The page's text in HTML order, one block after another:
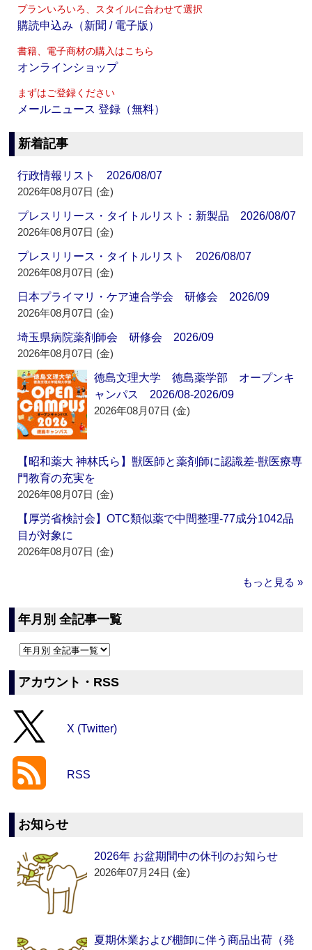
プランいろいろ、スタイルに合わせて選択
購読申込み（新聞 / 電子版）
書籍、電子商材の購入はこちら
オンラインショップ
まずはご登録ください
メールニュース 登録（無料）
新着記事
行政情報リスト 2026/08/07
2026年08月07日 (金)
プレスリリース・タイトルリスト：新製品 2026/08/07
2026年08月07日 (金)
プレスリリース・タイトルリスト 2026/08/07
2026年08月07日 (金)
日本プライマリ・ケア連合学会 研修会 2026/09
2026年08月07日 (金)
埼玉県病院薬剤師会 研修会 2026/09
2026年08月07日 (金)
徳島文理大学 徳島薬学部 オープンキ
ャンパス 2026/08-2026/09
2026年08月07日 (金)
【昭和薬大 神林氏ら】獣医師と薬剤師に認識差‐獣医療専
門教育の充実を
2026年08月07日 (金)
【厚労省検討会】OTC類似薬で中間整理‐77成分1042品
目が対象に
2026年08月07日 (金)
もっと見る »
年月別 全記事一覧
アカウント・RSS
X (Twitter)
RSS
お知らせ
2026年 お盆期間中の休刊のお知らせ
2026年07月24日 (金)
夏期休業および棚卸に伴う商品出荷（発